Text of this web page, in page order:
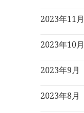
2023年11月
2023年10月
2023年9月
2023年8月